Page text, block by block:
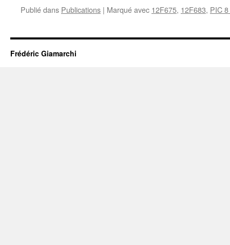
Publié dans Publications | Marqué avec 12F675, 12F683, PIC
Frédéric Giamarchi